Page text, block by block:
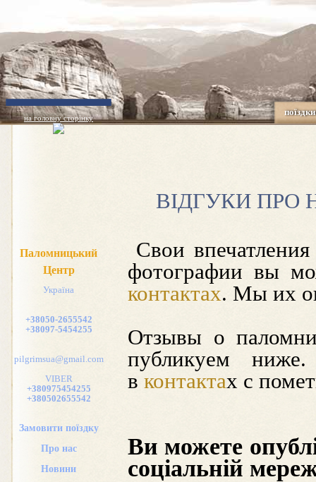
поїздки
на головну сторінку
Паломницький
Центр
Україна
+38050-2655542
+38097-5454255
pilgrimsua@gmail.com
VIBER
+380975454255
+380502655542
Замовити поїздку
Про нас
Новини
ВІДГУКИ ПРО
Свои
фотографии вы
контактах. Мы их
Отзывы о
публикуем
в контактах с
Ви можете
соціальній